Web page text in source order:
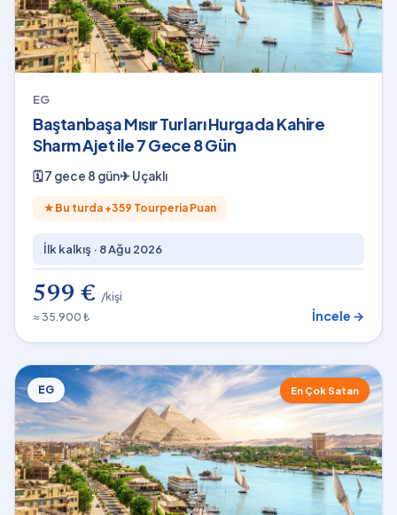
EG
Baştanbaşa Mısır Turları Hurgada Kahire
Sharm Ajet ile 7 Gece 8 Gün
🗓7 gece 8 gün✈Uçaklı
★ Bu turda +359 Tourperia Puan
İlk kalkış · 8 Ağu 2026
599 € /kişi
≈ 35.900 ₺
İncele →
EG En Çok Satan